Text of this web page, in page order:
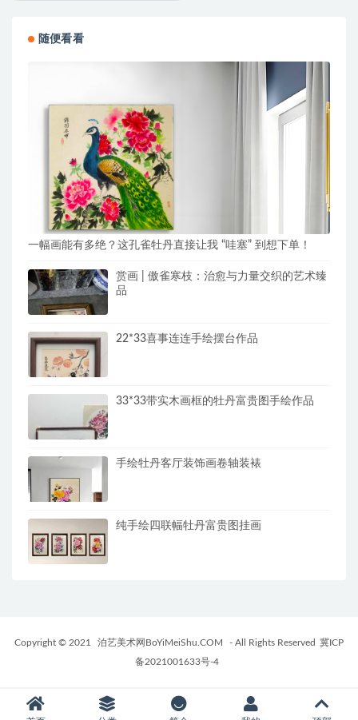
随便看看
一幅画能有多绝？这孔雀牡丹直接让我 “哇塞” 到想下单！
赏画 | 傲雀寒枝：治愈与力量交织的艺术臻
品
22*33喜事连连手绘摆台作品
33*33带实木画框的牡丹富贵图手绘作品
手绘牡丹客厅装饰画卷轴装裱
纯手绘四联幅牡丹富贵图挂画
Copyright © 2021 泊艺美术网BoYiMeiShu.COM - All Rights Reserved 冀ICP
备2021001633号-4